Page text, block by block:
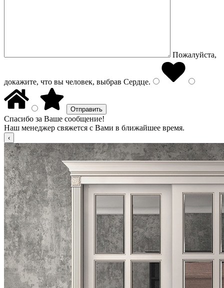
Пожалуйста,
докажите, что вы человек, выбрав Сердце.
Спасибо за Ваше сообщение!
Наш менеджер свяжется с Вами в ближайшее время.